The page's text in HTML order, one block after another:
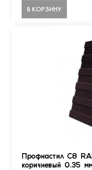
В КОРЗИНУ
Профнастил С8
коричневый 0.35